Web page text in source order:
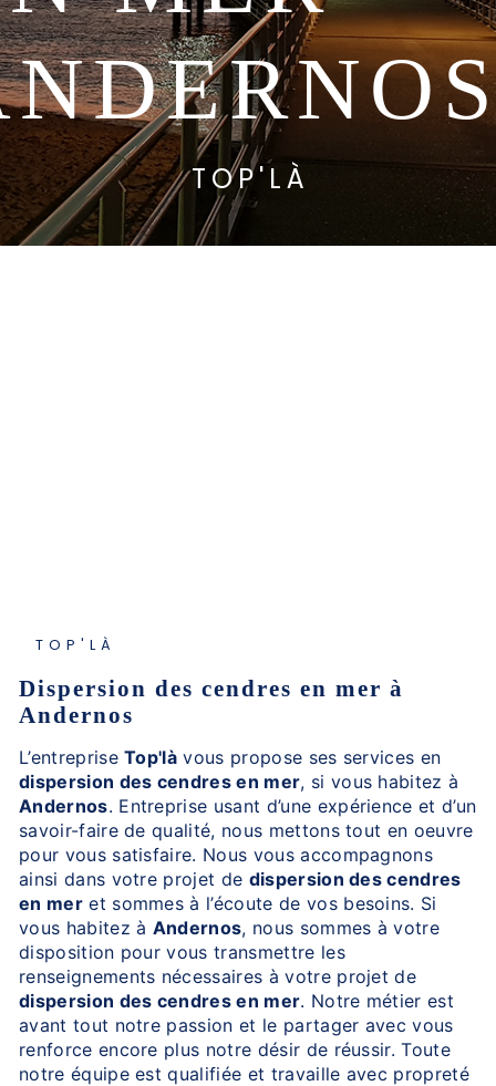
TOP'LÀ
TOP'LÀ
dispersion des cendres en mer à
Andernos
L’entrepriseTop'là vous propose ses services en
dispersion des cendres en mer, si vous habitez à
Andernos. Entreprise usant d’une expérience et d’un
savoir-faire de qualité, nous mettons tout en oeuvre
pour vous satisfaire. Nous vous accompagnons
ainsi dans votre projet de dispersion des cendres
en meret sommes à l’écoute de vos besoins. Si
vous habitez à Andernos, nous sommes à votre
disposition pour vous transmettre les
renseignements nécessaires à votre projet de
dispersion des cendres en mer. Notre métier est
avant tout notre passion et le partager avec vous
renforce encore plus notre désir de réussir. Toute
notre équipe est qualifiée et travaille avec propreté